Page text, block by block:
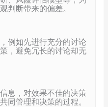
判断带来的偏差。
例如先进行充分的讨论
，避免冗长的讨论却无
息，对效果不佳的决策
同管理和决策的过程。